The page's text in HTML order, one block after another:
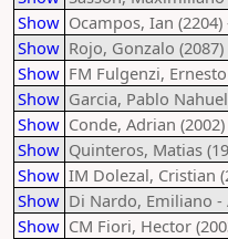
Show Ocampos, Ian
Show Rojo, Gonzalo
Show FM Fulgenzi,
Show Garcia, Pablo
Show Conde, Adrian
Show Quinteros, Matias
Show IM Dolezal, Cristian
Show Di Nardo, Emiliano -
Show CM Fiori, Hector